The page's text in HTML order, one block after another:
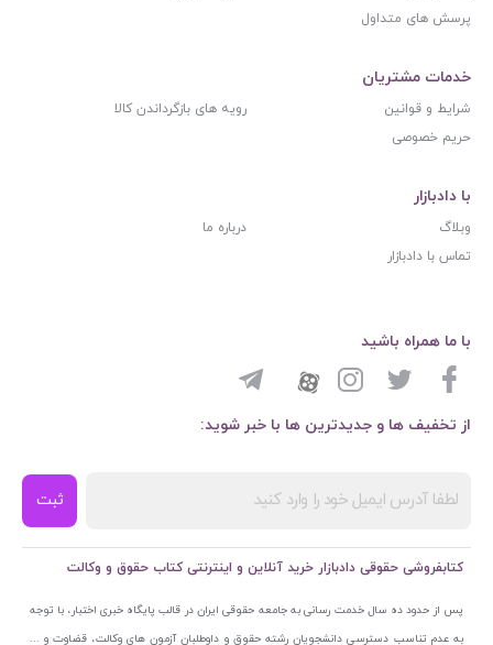
پرسش های متداول
خدمات مشتریان
شرایط و قوانین
رویه های بازگرداندن کالا
حریم خصوصی
با دادبازار
وبلاگ
درباره ما
تماس با دادبازار
از تخفیف ها و جدیدترین ها با خبر شوید:
ثبت
با ما همراه باشید
کتابفروشی حقوقی دادبازار خرید آنلاین و اینترنتی کتاب حقوق و وکالت
پس از حدود ده سال خدمت رسانی به جامعه حقوقی ایران در قالب پایگاه خبری اختبار، با توجه
به عدم تناسب دسترسی دانشجویان رشته حقوق و داوطلبان آزمون های وکالت، قضاوت و ...